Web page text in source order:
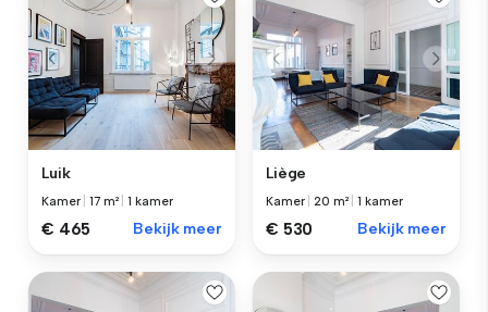
Luik
Kamer |17 m² |1 kamer
€ 465 Bekijk meer
Liège
Kamer |20 m² |1 kamer
€ 530 Bekijk meer